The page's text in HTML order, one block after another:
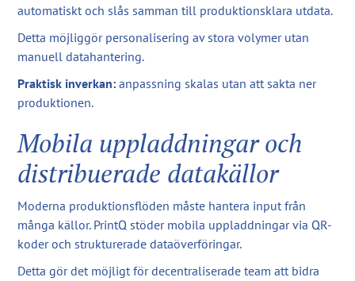
automatiskt och slås samman till produktionsklara utdata.
Detta möjliggör personalisering av stora volymer utan
manuell datahantering.
Praktisk inverkan: anpassning skalas utan att sakta ner
produktionen.
Mobila uppladdningar och
distribuerade datakällor
Moderna produktionsflöden måste hantera input från
många källor. PrintQ stöder mobila uppladdningar via QR-
koder och strukturerade dataöverföringar.
Detta gör det möjligt för decentraliserade team att bidra